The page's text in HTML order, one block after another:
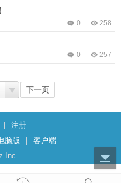
258
0
257
0
下一页
注册
脑版
客户端
Inc.